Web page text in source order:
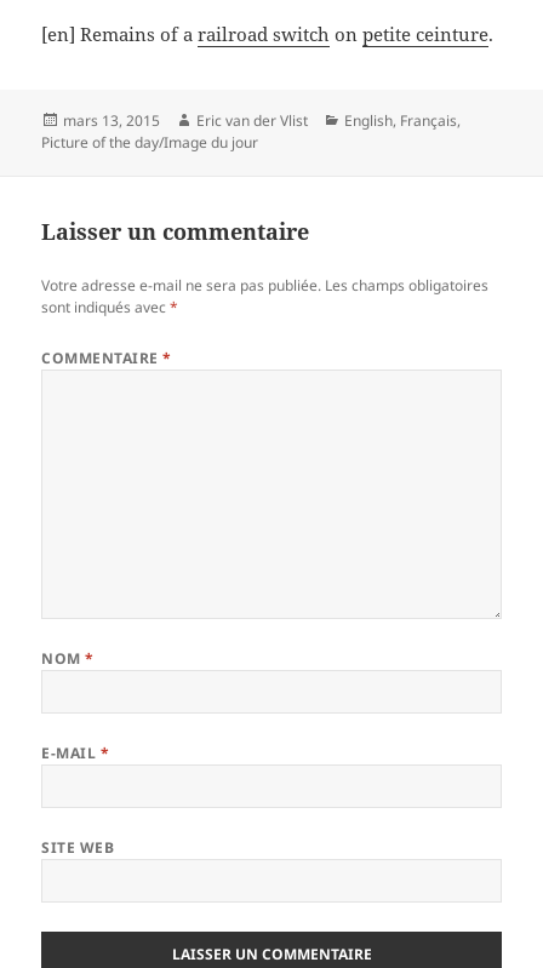
[en] Remains of arailroad switch onpetite ceinture.
Posted
on
mars 13, 2015 Author
Eric van der Vlist Categories
English, Français,
Picture of the day/Image du jour
Laisser un commentaire
Votre adresse e-mail ne sera pas publiée. Les champs obligatoires
sont indiqués avec*
COMMENTAIRE*
NOM*
E-MAIL *
SITE WEB